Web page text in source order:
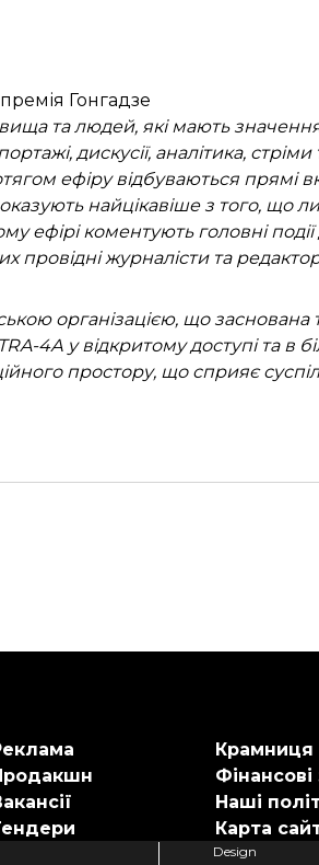
Гонгадзе
та людей, які мають
дискусії, аналітика,
ефіру відбуваються прямі
найцікавіше з того, що
ефірі коментують головні
провідні журналісти та
організацією, що заснована
4А у відкритому доступі та в
простору, що сприяє
Крамниця
Фінансові
Наші
Карта
Design